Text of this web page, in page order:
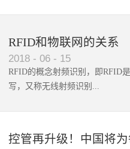
RFID和物联网的关系
2018 - 06 - 15
RFID的概念射频识别，即RFID
写，又称无线射频识别...
控管再升级！中国将